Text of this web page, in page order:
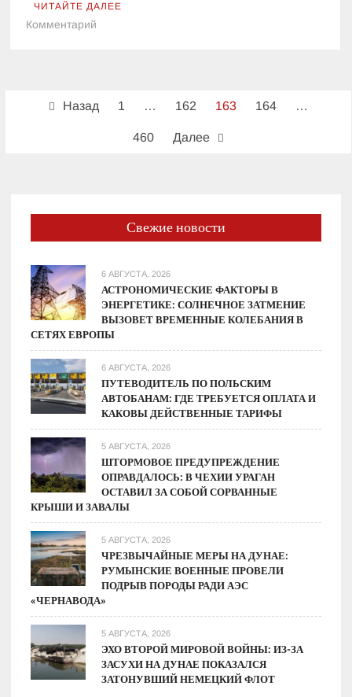
ЧИТАЙТЕ ДАЛЕЕ
Комментарий
17
октября:
падения
на
неделе
Пагинация
Назад 1 … 162 163 164 …
460 Далее
Свежие новости
6 АВГУСТА, 2026
АСТРОНОМИЧЕСКИЕ ФАКТОРЫ В
ЭНЕРГЕТИКЕ: СОЛНЕЧНОЕ ЗАТМЕНИЕ
ВЫЗОВЕТ ВРЕМЕННЫЕ КОЛЕБАНИЯ В
СЕТЯХ ЕВРОПЫ
6 АВГУСТА, 2026
ПУТЕВОДИТЕЛЬ ПО ПОЛЬСКИМ
АВТОБАНАМ: ГДЕ ТРЕБУЕТСЯ ОПЛАТА И
КАКОВЫ ДЕЙСТВЕННЫЕ ТАРИФЫ
5 АВГУСТА, 2026
ШТОРМОВОЕ ПРЕДУПРЕЖДЕНИЕ
ОПРАВДАЛОСЬ: В ЧЕХИИ УРАГАН
ОСТАВИЛ ЗА СОБОЙ СОРВАННЫЕ
КРЫШИ И ЗАВАЛЫ
5 АВГУСТА, 2026
ЧРЕЗВЫЧАЙНЫЕ МЕРЫ НА ДУНАЕ:
РУМЫНСКИЕ ВОЕННЫЕ ПРОВЕЛИ
ПОДРЫВ ПОРОДЫ РАДИ АЭС
«ЧЕРНАВОДА»
5 АВГУСТА, 2026
ЭХО ВТОРОЙ МИРОВОЙ ВОЙНЫ: ИЗ-ЗА
ЗАСУХИ НА ДУНАЕ ПОКАЗАЛСЯ
ЗАТОНУВШИЙ НЕМЕЦКИЙ ФЛОТ